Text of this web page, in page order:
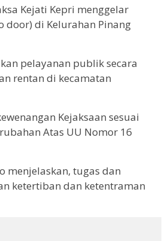
Kejati Kepri menggelar
di Kelurahan Pinang
pelayanan publik secara
rentan di kecamatan
Kejaksaan sesuai
Atas UU Nomor 16
menjelaskan, tugas dan
ketertiban dan ketentraman